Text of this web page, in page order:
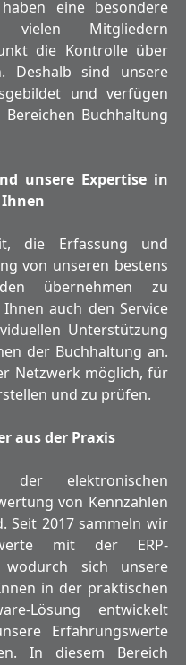
eine besondere
vielen Mitgliedern
die Kontrolle über
Deshalb sind unsere
und verfügen
Buchhaltung
unsere Expertise in
die Erfassung und
von unseren bestens
übernehmen zu
auch den Service
Unterstützung
der Buchhaltung an.
Netzwerk möglich, für
und zu prüfen.
aus der Praxis
elektronischen
von Kennzahlen
Seit 2017 sammeln wir
mit der ERP-
wodurch sich unsere
in der praktischen
Lösung entwickelt
Erfahrungswerte
In diesem Bereich